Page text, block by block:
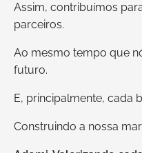
Assim, contribuímos
parceiros.
Ao mesmo tempo que
futuro.
E, principalmente, cada
Construindo a nossa